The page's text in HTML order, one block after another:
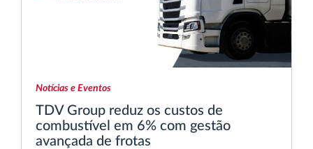
Notícias e Eventos
TDV Group reduz os custos de
combustível em 6% com gestão
avançada de frotas